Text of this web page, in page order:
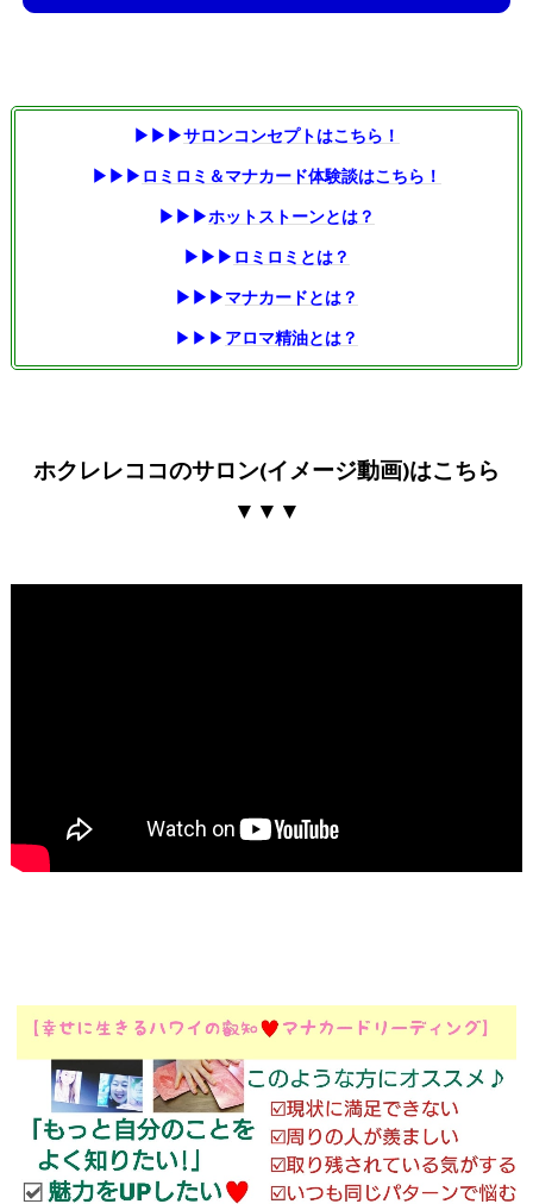
▶▶▶サロンコンセプトはこちら！
▶▶▶ロミロミ＆マナカード体験談はこちら！
▶▶▶ホットストーンとは？
▶▶▶ロミロミとは？
▶▶▶マナカードとは？
▶▶▶アロマ精油とは？
ホクレレココのサロン(イメージ動画)はこちら
▼▼▼